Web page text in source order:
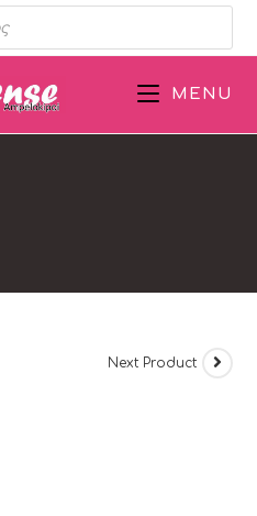
MENU
Next Product